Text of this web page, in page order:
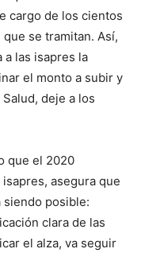
cargo de los cientos
se tramitan. Así,
a las isapres la
el monto a subir y
deje a los
que el 2020
asegura que
siendo posible:
clara de las
el alza, va seguir